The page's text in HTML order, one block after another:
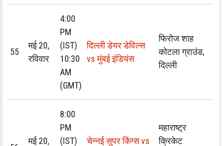
55
मई 20,
रविवार
4:00
PM
(IST)
10:30
AM
(GMT)
दिल्ली डेयर डेविल्स
vs मुंबई इंडियंस
फिरोज शाह
कोटला ग्राउंड,
दिल्ली
मई 20,
8:00
PM
(IST)
चेन्नई सुपर किंग्स vs
महाराष्ट्र
क्रिकेट